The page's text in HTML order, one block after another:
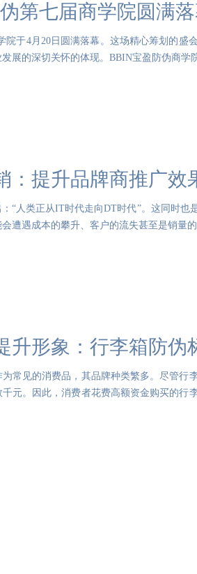
第七届商学院圆满
院于4月20日圆满落幕。这场精心筹划的盛
展的深切关怀的体现。BBIN宝盈防伪商学
：提升品牌商推广效
“人类正从IT时代走向DT时代”。这同时也
遭遇成本的攀升、客户的流失甚至是销量
升形象：行李箱防伪
常见的消费品，其品牌种类繁多。尽管行
元。因此，消费者花费高额资金购买的行